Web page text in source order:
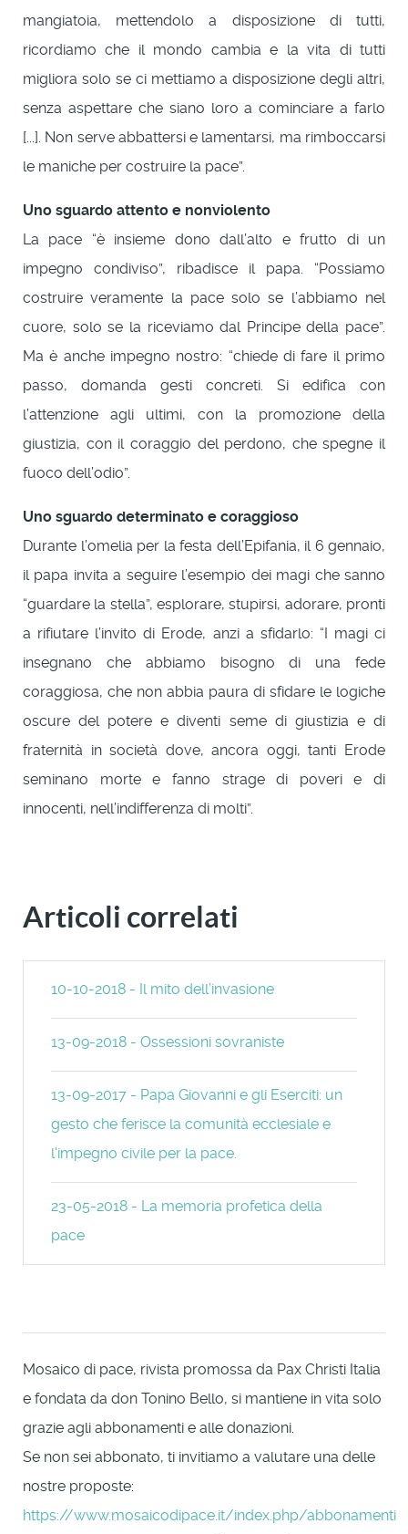
mangiatoia, mettendolo a disposizione di tutti,
ricordiamo che il mondo cambia e la vita di tutti
migliora solo se ci mettiamo a disposizione degli altri,
senza aspettare che siano loro a cominciare a farlo
[...]. Non serve abbattersi e lamentarsi, ma rimboccarsi
le maniche per costruire la pace”.
Uno sguardo attento e nonviolento
La pace “è insieme dono dall’alto e frutto di un
impegno condiviso”, ribadisce il papa. “Possiamo
costruire veramente la pace solo se l’abbiamo nel
cuore, solo se la riceviamo dal Principe della pace”.
Ma è anche impegno nostro: “chiede di fare il primo
passo, domanda gesti concreti. Si edifica con
l’attenzione agli ultimi, con la promozione della
giustizia, con il coraggio del perdono, che spegne il
fuoco dell’odio”.
Uno sguardo determinato e coraggioso
Durante l’omelia per la festa dell’Epifania, il 6 gennaio,
il papa invita a seguire l’esempio dei magi che sanno
“guardare la stella”, esplorare, stupirsi, adorare, pronti
a rifiutare l’invito di Erode, anzi a sfidarlo: “I magi ci
insegnano che abbiamo bisogno di una fede
coraggiosa, che non abbia paura di sfidare le logiche
oscure del potere e diventi seme di giustizia e di
fraternità in società dove, ancora oggi, tanti Erode
seminano morte e fanno strage di poveri e di
innocenti, nell’indifferenza di molti”.
Articoli correlati
10-10-2018 - Il mito dell’invasione
13-09-2018 - Ossessioni sovraniste
13-09-2017 - Papa Giovanni e gli Eserciti: un
gesto che ferisce la comunità ecclesiale e
l'impegno civile per la pace.
23-05-2018 - La memoria profetica della
pace
Mosaico di pace, rivista promossa da Pax Christi Italia
e fondata da don Tonino Bello, si mantiene in vita solo
grazie agli abbonamenti e alle donazioni.
Se non sei abbonato, ti invitiamo a valutare una delle
nostre proposte:
https://www.mosaicodipace.it/index.php/abbonamenti